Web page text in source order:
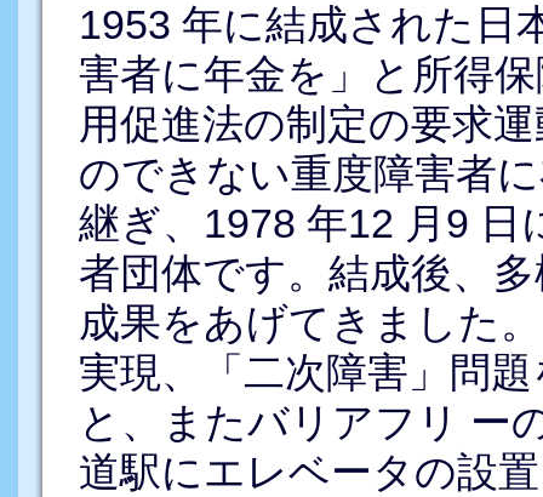
1953 年に結成された日
害者に年金を」と所得
用促進法の制定の要求
のできない重度障害者
継ぎ、1978 年12 月9 日
者団体です。結成後、
成果をあげてきました
実現、「二次障害」問
と、またバリアフリ ー
道駅にエレベータの設